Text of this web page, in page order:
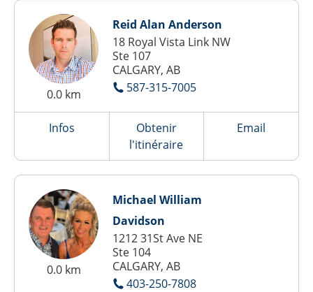
0.0 km
Reid Alan Anderson
18 Royal Vista Link NW
Ste 107
CALGARY, AB
587-315-7005
Infos
Obtenir
l'itinéraire
Email
0.0 km
Michael William
Davidson
1212 31St Ave NE
Ste 104
CALGARY, AB
403-250-7808